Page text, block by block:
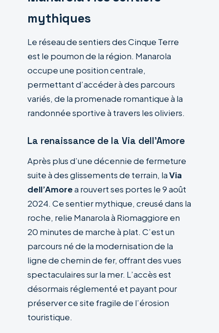
mythiques
Le réseau de sentiers des Cinque Terre
est le poumon de la région. Manarola
occupe une position centrale,
permettant d’accéder à des parcours
variés, de la promenade romantique à la
randonnée sportive à travers les oliviers.
La renaissance de la Via dell’Amore
Après plus d’une décennie de fermeture
suite à des glissements de terrain, laVia
dell’Amorea rouvert ses portes le 9 août
2024. Ce sentier mythique, creusé dans la
roche, relie Manarola à Riomaggiore en
20 minutes de marche à plat. C’est un
parcours né de la modernisation de la
ligne de chemin de fer, offrant des vues
spectaculaires sur la mer. L’accès est
désormais réglementé et payant pour
préserver ce site fragile de l’érosion
touristique.